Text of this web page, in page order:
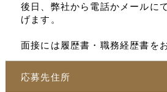
後日、弊社から電話かメールに
げます。
面接には履歴書・職務経歴書を
応募先住所